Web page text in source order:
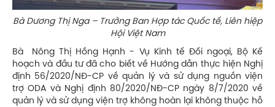
Bà Dương Thị Nga – Trưởng Ban Hợp tác Quốc tế, Liên hiệp
Hội Việt Nam
Bà Nông Thị Hồng Hạnh - Vụ Kinh tế Đối ngoại, Bộ Kế
hoạch và đầu tư đã cho biết về Hướng dẫn thực hiện Nghị
định 56/2020/NĐ-CP về quản lý và sử dụng nguồn viện
trợ ODA và Nghị định 80/2020/NĐ-CP ngày 8/7/2020 về
quản lý và sử dụng viện trợ không hoàn lại không thuộc hỗ